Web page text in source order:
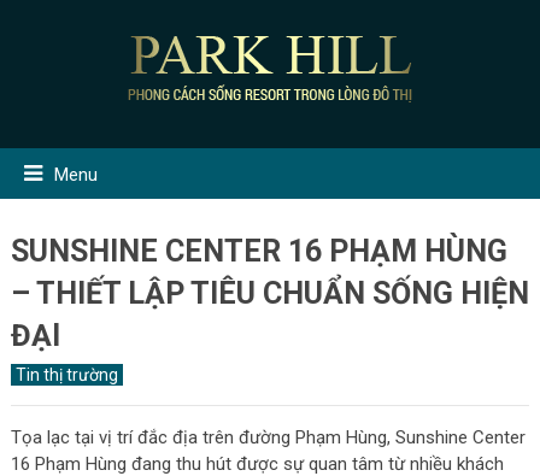
Menu
SUNSHINE CENTER 16 PHẠM HÙNG
– THIẾT LẬP TIÊU CHUẨN SỐNG HIỆN
ĐẠI
Tin thị trường
Tọa lạc tại vị trí đắc địa trên đường Phạm Hùng, Sunshine Center
16 Phạm Hùng đang thu hút được sự quan tâm từ nhiều khách